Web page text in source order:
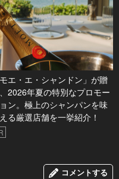
モエ・エ・シャンドン」が贈
2026年夏の特別なプロモー
ン。極上のシャンパンを味
る厳選店舗を一挙紹介！
コメントする